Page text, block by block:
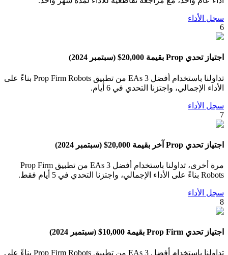
سجل الأداء
6
اجتياز تحدي Prop بقيمة 20,000$ (سبتمبر 2024)
تداولنا باستخدام أفضل 3 EAs من تطبيق Prop Firm Robots بناءً على
الأداء الإجمالي، واجتزنا التحدي في 6 أيام.
سجل الأداء
7
اجتياز تحدي Prop آخر بقيمة 20,000$ (سبتمبر 2024)
مرة أخرى، تداولنا باستخدام أفضل 3 EAs من تطبيق Prop Firm
Robots بناءً على الأداء الإجمالي، واجتزنا التحدي في 5 أيام فقط.
سجل الأداء
8
اجتياز تحدي Prop Firm بقيمة 10,000$ (سبتمبر 2024)
تداولنا باستخدام أفضل 3 EAs من تطبيق Prop Firm Robots بناءً على